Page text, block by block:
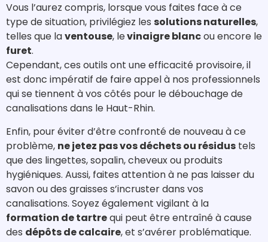
Vous l’aurez compris, lorsque vous faites face à ce
type de situation, privilégiez les solutions naturelles,
telles que laventouse, levinaigre blancou encore le
furet.
Cependant, ces outils ont une efficacité provisoire, il
est donc impératif de faire appel à nos professionnels
qui se tiennent à vos côtés pour le débouchage de
canalisations dans le Haut-Rhin.
Enfin, pour éviter d’être confronté de nouveau à ce
problème, ne jetez pas vos déchets ou résidus tels
que des lingettes, sopalin, cheveux ou produits
hygiéniques. Aussi, faites attention à ne pas laisser du
savon ou des graisses s’incruster dans vos
canalisations. Soyez également vigilant à la
formation de tartrequi peut être entraîné à cause
des dépôts de calcaire, et s’avérer problématique.